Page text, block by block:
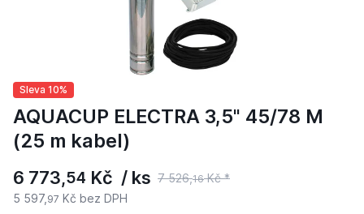
Sleva 10%
AQUACUP ELECTRA 3,5" 45/78 M
(25 m kabel)
6 773,54 Kč / ks 7 526,16Kč *
5 597, 97 Kč bez DPH